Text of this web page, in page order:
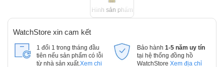
Hình sản phẩm
WatchStore xin cam kết
1 đổi 1 trong tháng đầu
tiên nếu sản phẩm có lỗi
từ nhà sản xuất. Xem chi
Bảo hành 1-5 năm uy tín
tại hệ thống đồng hồ
WatchStore Xem địa chỉ